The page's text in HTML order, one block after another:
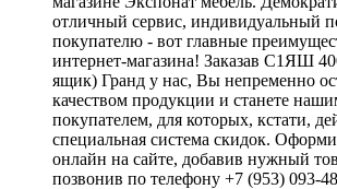
отличный сервис, индивидуальный
покупателю - вот главные
интернет-магазина! Заказав С1ЯШ
ящик) Гранд у нас, Вы непременно
качеством продукции и станете
покупателем, для которых, кстати,
специальная система скидок.
онлайн на сайте, добавив нужный
позвонив по телефону +7 (953) 093-